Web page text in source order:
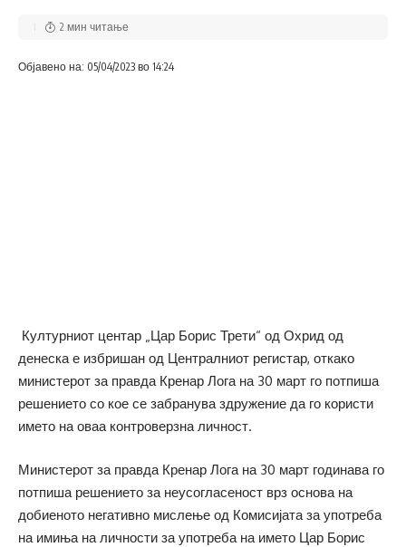
Објавено на: 05/04/2023 во 14:24
2 мин читање
Културниот центар „Цар Борис Трети“ од Охрид од
денеска е избришан од Централниот регистар, откако
министерот за правда Кренар Лога на 30 март го потпиша
решението со кое се забранува здружение да го користи
името на оваа контроверзна личност.
Министерот за правда Кренар Лога на 30 март годинава го
потпиша решението за неусогласеност врз основа на
добиеното негативно мислење од Комисијата за употреба
на имиња на личности за употреба на името Цар Борис